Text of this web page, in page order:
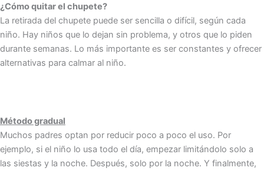
¿Cómo quitar el chupete?
La retirada del chupete puede ser sencilla o difícil, según cada
niño. Hay niños que lo dejan sin problema, y otros que lo piden
durante semanas. Lo más importante es ser constantes y ofrecer
alternativas para calmar al niño.
Método gradual
Muchos padres optan por reducir poco a poco el uso. Por
ejemplo, si el niño lo usa todo el día, empezar limitándolo solo a
las siestas y la noche. Después, solo por la noche. Y finalmente,